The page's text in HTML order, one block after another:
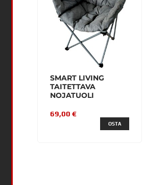
SMART LIVING
TAITETTAVA
NOJATUOLI
69,00 €
OSTA